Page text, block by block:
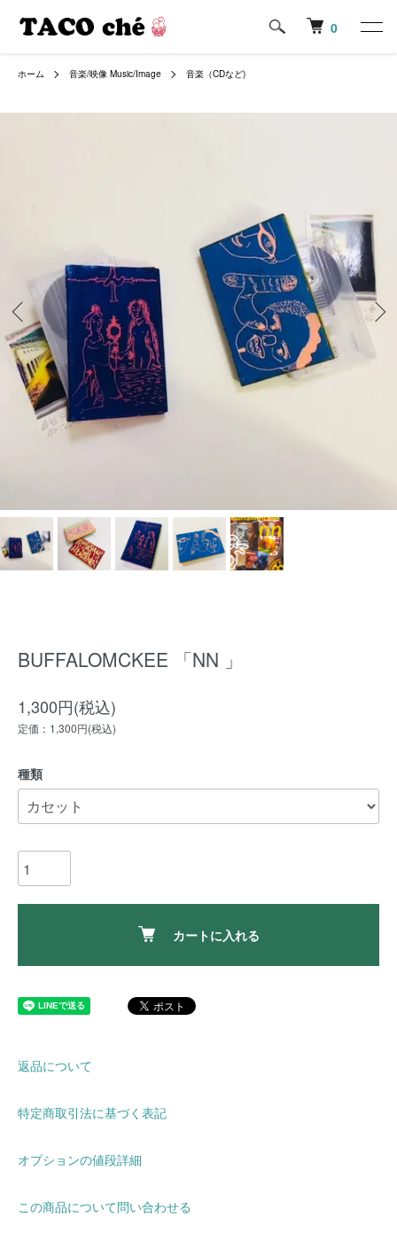
0
ホーム 音楽/映像 Music/Image 音楽（CDなど)
BUFFALOMCKEE 「NN 」
1,300円(税込)
定価：1,300円(税込)
種類
カートに入れる
返品について
特定商取引法に基づく表記
オプションの値段詳細
この商品について問い合わせる